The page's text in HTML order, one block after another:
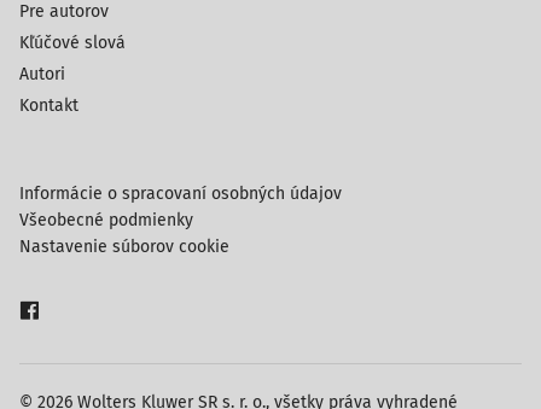
Pre autorov
Kľúčové slová
Autori
Kontakt
© 2026 Wolters Kluwer SR s. r. o., všetky práva vyhradené
Informácie o spracovaní osobných údajov
Všeobecné podmienky
Nastavenie súborov cookie